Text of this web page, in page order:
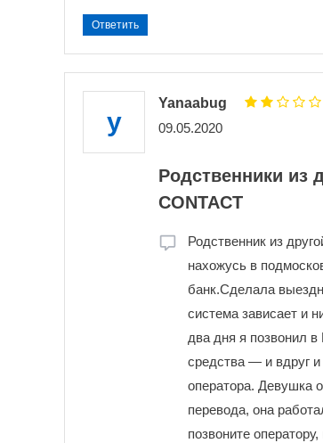
Ответить
y
Yanaabug
09.05.2020
Родственники из
CONTACT
Родственник из
нахожусь в
банк.Сделала
система зависает и
два дня я позвонил в
средства — и вдруг
оператора. Девушка
перевода, она
позвоните